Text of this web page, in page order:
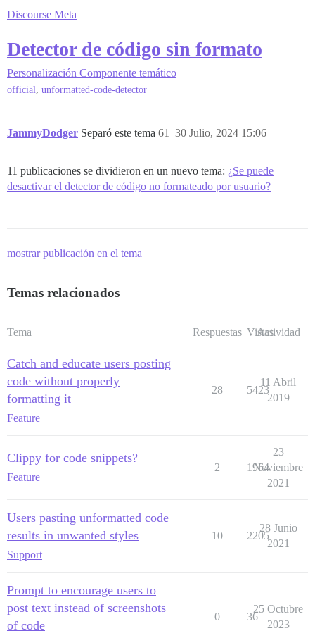
Discourse Meta
Detector de código sin formato
Personalización Componente temático
official, unformatted-code-detector
JammyDodger Separó este tema 30 Julio, 2024 15:06
61
11 publicaciones se dividieron en un nuevo tema: ¿Se puede
desactivar el detector de código no formateado por usuario?
mostrar publicación en el tema
Temas relacionados
Tema Respuestas Vistas
Actividad
Catch and educate users posting
code without properly
formatting it
Feature
28 5423
11 Abril
2019
Clippy for code snippets?
Feature
2 1964
23
Noviembre
2021
Users pasting unformatted code
results in unwanted styles
Support
10 2205
28 Junio
2021
Prompt to encourage users to
post text instead of screenshots
of code
0 36
25 Octubre
2023